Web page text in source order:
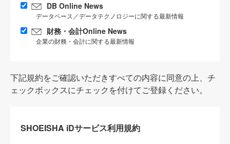
DB Online News
データベース／データテクノロジーに関する最新情報
財務・会計Online News
企業の財務・会計に関する最新情報
下記規約をご確認いただきすべての内容に同意の上、チ
ェックボックスにチェックを付けてご登録ください。
SHOEISHA iDサービス利用規約